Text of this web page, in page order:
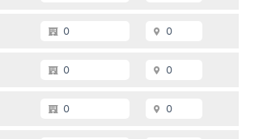
0 0
0 0
0 0